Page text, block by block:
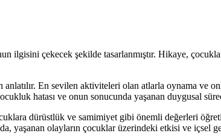
çekecek şekilde tasarlanmıştır. Hikaye,
En sevilen aktiviteleri olan atlarla oynama ve
hatası ve onun sonucunda yaşanan duygusal
dürüstlük ve samimiyet gibi önemli değerleri
yaşanan olayların çocuklar üzerindeki etkisi ve içsel